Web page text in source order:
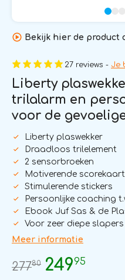
Bekijk hier de product
27 reviews - Je
Liberty
trilalarm en
voor de
Liberty plaswekker
Draadloos trilelement
2 sensorbroeken
Motiverende scorekaart
Stimulerende stickers
Persoonlijke coaching
Ebook Juf Sas & de
Voor zeer diepe slapers
Meer informatie
27780 24995